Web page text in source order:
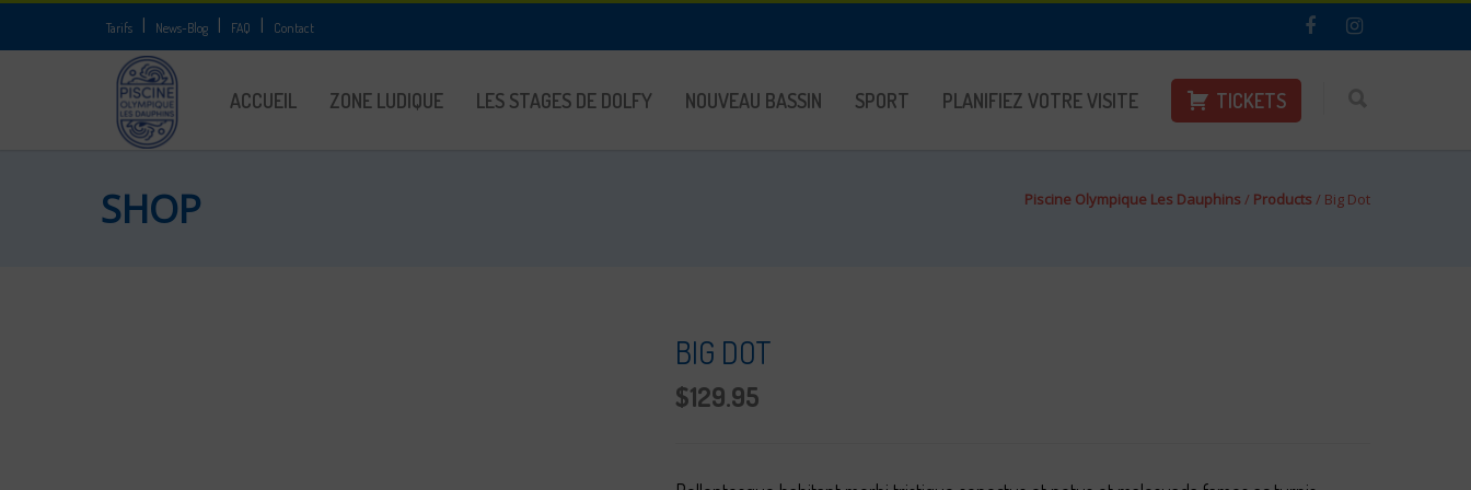
Tarifs | News-Blog | FAQ | Contact
ACCUEIL ZONE LUDIQUE LES STAGES DE DOLFY NOUVEAU BASSIN SPORT PLANIFIEZ VOTRE VISITE TICKETS
SHOP Piscine Olympique Les Dauphins/ Products/ Big Dot
BIG DOT
$129.95